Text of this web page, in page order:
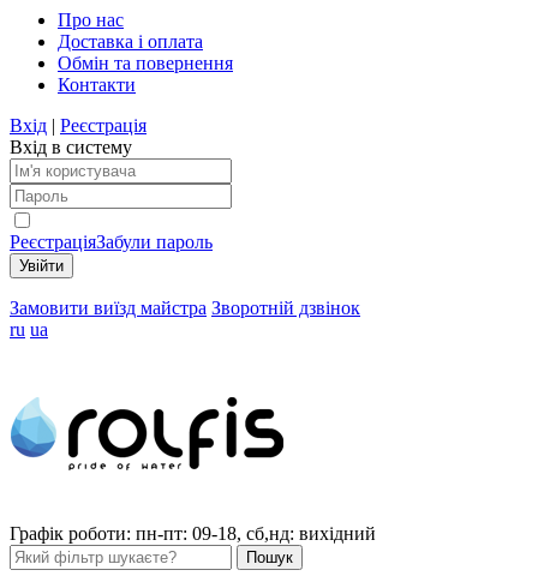
Про нас
Доставка і оплата
Обмін та повернення
Контакти
Вхід | Реєстрація
Вхід в систему
РеєстраціяЗабули пароль
Замовити виїзд майстра Зворотній дзвінок
ru ua
Графік роботи: пн-пт: 09-18, сб,нд: вихідний